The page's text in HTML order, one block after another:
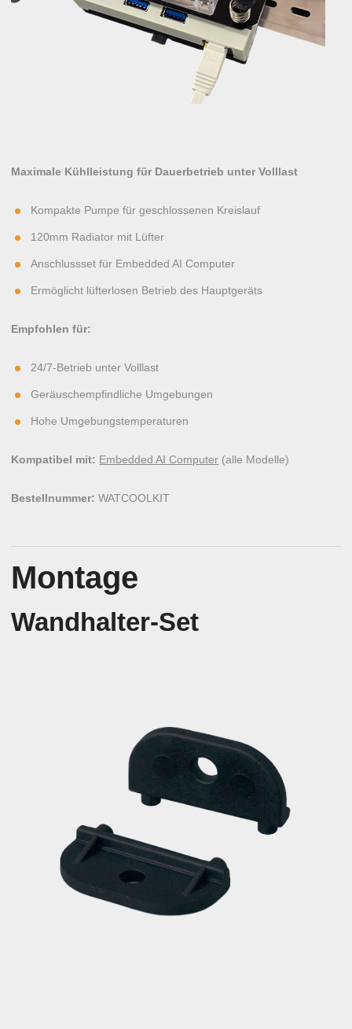
Maximale Kühlleistung für Dauerbetrieb unter Volllast
Kompakte Pumpe für geschlossenen Kreislauf
120mm Radiator mit Lüfter
Anschlussset für Embedded AI Computer
Ermöglicht lüfterlosen Betrieb des Hauptgeräts
Empfohlen für:
24/7-Betrieb unter Volllast
Geräuschempfindliche Umgebungen
Hohe Umgebungstemperaturen
Kompatibel mit: Embedded AI Computer (alle Modelle)
Bestellnummer: WATCOOLKIT
Montage
Wandhalter-Set